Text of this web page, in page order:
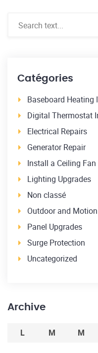
Catégories
Baseboard Heating
Digital Thermostat
Electrical Repairs
Generator Repair
Install a Ceiling Fan
Lighting Upgrades
Non classé
Outdoor and
Panel Upgrades
Surge Protection
Uncategorized
Archive
L M M